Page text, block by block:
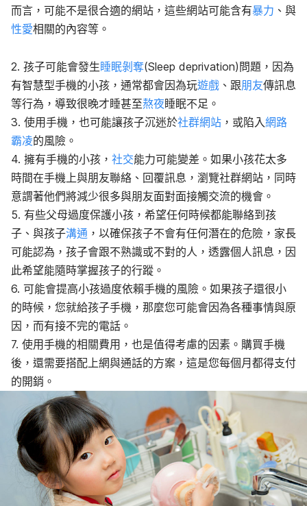
而言，可能不是很合適的網站，這些網站可能含有暴力 、與
性愛相關的內容等。
2. 孩子可能會發生睡眠剝奪(Sleep deprivation)問題，因為
有智慧型手機的小孩，通常都會因為玩遊戲 、跟朋友傳訊息
等行為，導致很晚才睡甚至熬夜睡眠不足。
3. 使用手機，也可能讓孩子沉迷於社群網站 ，或陷入網路
霸凌的風險。
4. 擁有手機的小孩， 社交能力可能變差。如果小孩花太多
時間在手機上與朋友聯絡、回覆訊息，瀏覽社群網站，同時
意謂著他們將減少很多與朋友面對面接觸交流的機會。
5. 有些父母過度保護小孩，希望任何時候都能聯絡到孩
子、與孩子溝通 ，以確保孩子不會有任何潛在的危險，家長
可能認為，孩子會跟不熟識或不對的人，透露個人訊息，因
此希望能隨時掌握孩子的行蹤。
6. 可能會提高小孩過度依賴手機的風險。如果孩子還很小
的時候，您就給孩子手機，那麼您可能會因為各種事情與原
因，而有接不完的電話。
7. 使用手機的相關費用，也是值得考慮的因素。購買手機
後，還需要搭配上網與通話的方案，這是您每個月都得支付
的開銷。